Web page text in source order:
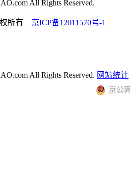
All Rights Reserved.
权所有 京ICP备12011570号-1
All Rights Reserved. 网站统计
京公